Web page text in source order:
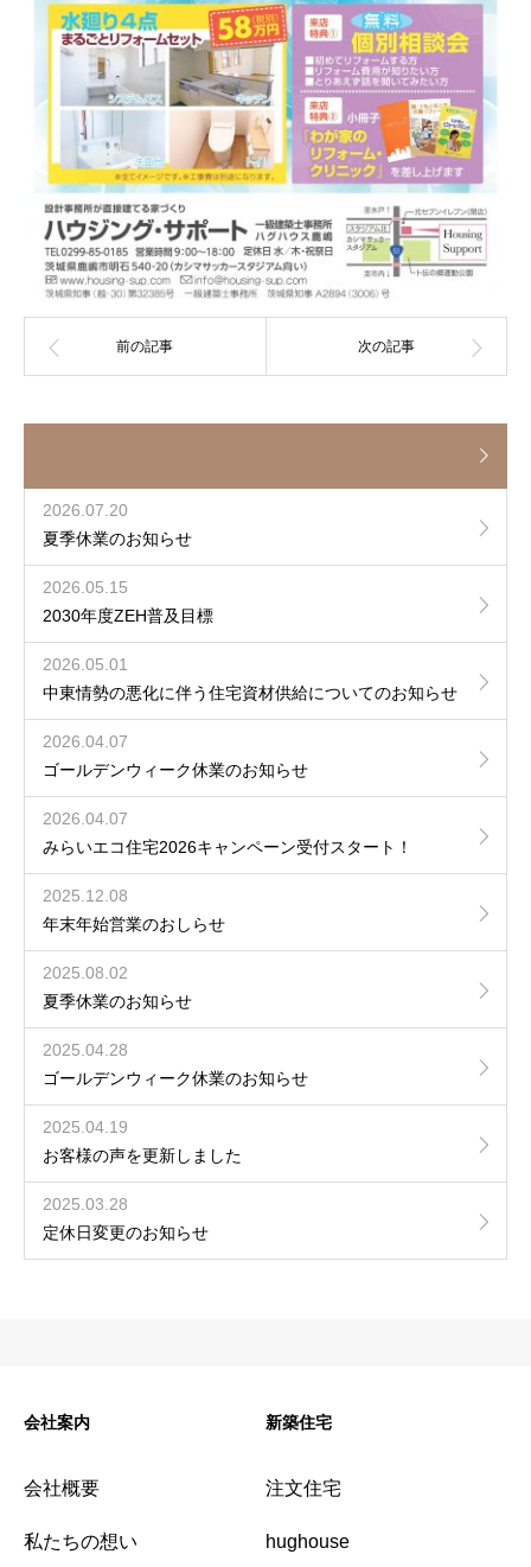
2026.07.20
夏季休業のお知らせ
2026.05.15
2030年度ZEH普及目標
2026.05.01
中東情勢の悪化に伴う住宅資材供給についてのお知らせ
2026.04.07
ゴールデンウィーク休業のお知らせ
2026.04.07
みらいエコ住宅2026キャンペーン受付スタート！
2025.12.08
年末年始営業のおしらせ
2025.08.02
夏季休業のお知らせ
2025.04.28
ゴールデンウィーク休業のお知らせ
2025.04.19
お客様の声を更新しました
2025.03.28
定休日変更のお知らせ
会社案内
会社概要
私たちの想い
新築住宅
注文住宅
hughouse